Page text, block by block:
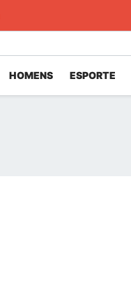
HOMENS ESPORTE